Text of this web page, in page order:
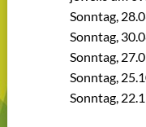
Sonntag,
Sonntag,
Sonntag,
Sonntag,
Sonntag,